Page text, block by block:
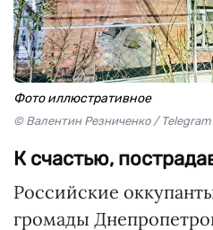
Фото иллюстративное
© Валентин Резниченко / Telegram
К счастью,
Российские
громады